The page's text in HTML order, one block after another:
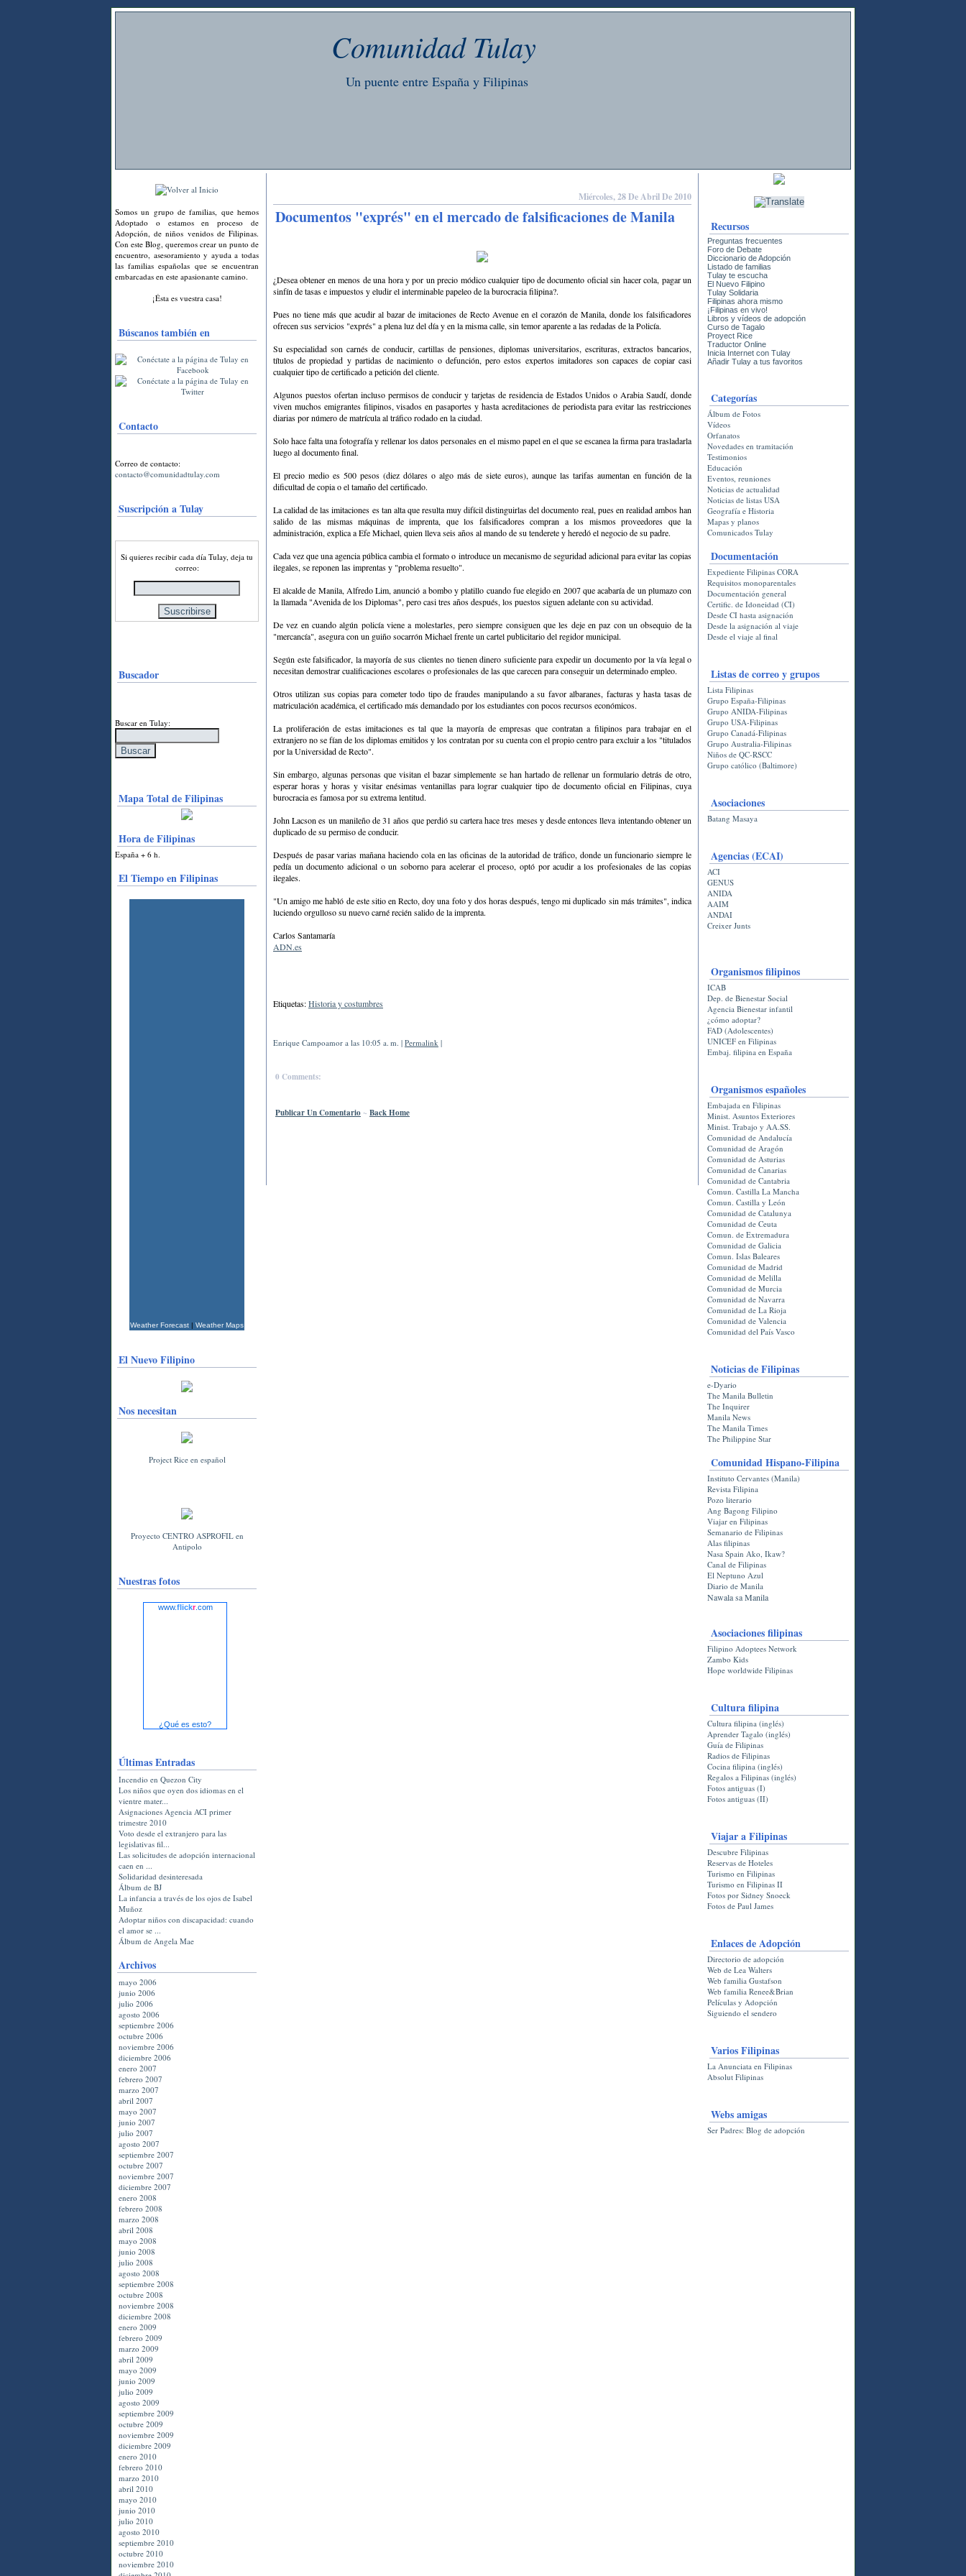
Comunidad Tulay
Un puente entre España y Filipinas
Somos un grupo de familias, que hemos
Adoptado o estamos en proceso de
Adopción, de niños venidos de Filipinas.
Con este Blog, queremos crear un punto de
encuentro, asesoramiento y ayuda a todas
las familias españolas que se encuentran
embarcadas en este apasionante camino.
¡Ésta es vuestra casa!
Búscanos también en
Contacto
Correo de contacto:
contacto@comunidadtulay.com
Suscripción a Tulay
Si quieres recibir cada día Tulay, deja tu
correo:
Buscador
Buscar en Tulay:
Mapa Total de Filipinas
Hora de Filipinas
España + 6 h.
El Tiempo en Filipinas
Weather Forecast | Weather Maps
El Nuevo Filipino
Nos necesitan
Project Rice en español
Proyecto CENTRO ASPROFIL en
Antipolo
Nuestras fotos
www.flickr.com
¿Qué es esto?
Últimas Entradas
Incendio en Quezon City
Los niños que oyen dos idiomas en el
vientre mater...
Asignaciones Agencia ACI primer
trimestre 2010
Voto desde el extranjero para las
legislativas fil...
Las solicitudes de adopción internacional
caen en ...
Solidaridad desinteresada
Álbum de BJ
La infancia a través de los ojos de Isabel
Muñoz
Adoptar niños con discapacidad: cuando
el amor se ...
Álbum de Angela Mae
Archivos
mayo 2006
junio 2006
julio 2006
agosto 2006
septiembre 2006
octubre 2006
noviembre 2006
diciembre 2006
enero 2007
febrero 2007
marzo 2007
abril 2007
mayo 2007
junio 2007
julio 2007
agosto 2007
septiembre 2007
octubre 2007
noviembre 2007
diciembre 2007
enero 2008
febrero 2008
marzo 2008
abril 2008
mayo 2008
junio 2008
julio 2008
agosto 2008
septiembre 2008
octubre 2008
noviembre 2008
diciembre 2008
enero 2009
febrero 2009
marzo 2009
abril 2009
mayo 2009
junio 2009
julio 2009
agosto 2009
septiembre 2009
octubre 2009
noviembre 2009
diciembre 2009
enero 2010
febrero 2010
marzo 2010
abril 2010
mayo 2010
junio 2010
julio 2010
agosto 2010
septiembre 2010
octubre 2010
noviembre 2010
Recursos
Preguntas frecuentes
Foro de Debate
Diccionario de Adopción
Listado de familias
Tulay te escucha
El Nuevo Filipino
Tulay Solidaria
Filipinas ahora mismo
¡Filipinas en vivo!
Libros y vídeos de adopción
Curso de Tagalo
Proyect Rice
Traductor Online
Inicia Internet con Tulay
Añadir Tulay a tus favoritos
Categorí­as
Álbum de Fotos
Vídeos
Orfanatos
Novedades en tramitación
Testimonios
Educación
Eventos, reuniones
Noticias de actualidad
Noticias de listas USA
Geografía e Historia
Mapas y planos
Comunicados Tulay
Documentación
Expediente Filipinas CORA
Requisitos monoparentales
Documentación general
Certific. de Idoneidad (CI)
Desde CI hasta asignación
Desde la asignación al viaje
Desde el viaje al final
Listas de correo y grupos
Lista Filipinas
Grupo España-Filipinas
Grupo ANIDA-Filipinas
Grupo USA-Filipinas
Grupo Canadá-Filipinas
Grupo Australia-Filipinas
Niños de QC-RSCC
Grupo católico (Baltimore)
Asociaciones
Batang Masaya
Agencias (ECAI)
ACI
GENUS
ANIDA
AAIM
ANDAI
Creixer Junts
Organismos filipinos
ICAB
Dep. de Bienestar Social
Agencia Bienestar infantil
¿cómo adoptar?
FAD (Adolescentes)
UNICEF en Filipinas
Embaj. filipina en España
Organismos españoles
Embajada en Filipinas
Minist. Asuntos Exteriores
Minist. Trabajo y AA.SS.
Comunidad de Andalucí­a
Comunidad de Aragón
Comunidad de Asturias
Comunidad de Canarias
Comunidad de Cantabria
Comun. Castilla La Mancha
Comun. Castilla y León
Comunidad de Catalunya
Comunidad de Ceuta
Comun. de Extremadura
Comunidad de Galicia
Comun. Islas Baleares
Comunidad de Madrid
Comunidad de Melilla
Comunidad de Murcia
Comunidad de Navarra
Comunidad de La Rioja
Comunidad de Valencia
Comunidad del País Vasco
Noticias de Filipinas
e-Dyario
The Manila Bulletin
The Inquirer
Manila News
The Manila Times
The Philippine Star
Comunidad Hispano-Filipina
Instituto Cervantes (Manila)
Revista Filipina
Pozo literario
Ang Bagong Filipino
Viajar en Filipinas
Semanario de Filipinas
Alas filipinas
Nasa Spain Ako, Ikaw?
Canal de Filipinas
El Neptuno Azul
Diario de Manila
Nawala sa Manila
Asociaciones filipinas
Filipino Adoptees Network
Zambo Kids
Hope worldwide Filipinas
Cultura filipina
Cultura filipina (inglés)
Aprender Tagalo (inglés)
Guía de Filipinas
Radios de Filipinas
Cocina filipina (inglés)
Regalos a Filipinas (inglés)
Fotos antiguas (I)
Fotos antiguas (II)
Viajar a Filipinas
Descubre Filipinas
Reservas de Hoteles
Turismo en Filipinas
Turismo en Filipinas II
Fotos por Sidney Snoeck
Fotos de Paul James
Enlaces de Adopción
Directorio de adopción
Web de Lea Walters
Web familia Gustafson
Web familia Renee&Brian
Películas y Adopción
Siguiendo el sendero
Varios Filipinas
La Anunciata en Filipinas
Absolut Filipinas
Webs amigas
Ser Padres: Blog de adopción
Miércoles, 28 De Abril De 2010
Documentos "exprés" en el mercado de falsificaciones de Manila
¿Desea obtener en menos de una hora y por un precio módico cualquier tipo de documento oficial sin hacer cola, pagar un
sinfín de tasas e impuestos y eludir el interminable papeleo de la burocracia filipina?.
Pues no tiene más que acudir al bazar de imitaciones de Recto Avenue en el corazón de Manila, donde los falsificadores
ofrecen sus servicios "exprés" a plena luz del día y en la misma calle, sin temor aparente a las redadas de la Policía.
Su especialidad son carnés de conducir, cartillas de pensiones, diplomas universitarios, escrituras, extractos bancarios,
títulos de propiedad y partidas de nacimiento o defunción, pero estos expertos imitadores son capaces de copiar casi
cualquier tipo de certificado a petición del cliente.
Algunos puestos ofertan incluso permisos de conducir y tarjetas de residencia de Estados Unidos o Arabia Saudí, donde
viven muchos emigrantes filipinos, visados en pasaportes y hasta acreditaciones de periodista para evitar las restricciones
diarias por número de matrícula al tráfico rodado en la ciudad.
Solo hace falta una fotografía y rellenar los datos personales en el mismo papel en el que se escanea la firma para trasladarla
luego al documento final.
El precio medio es 500 pesos (diez dólares o algo más de siete euros), aunque las tarifas aumentan en función de la
dificultad de copia o el tamaño del certificado.
La calidad de las imitaciones es tan alta que resulta muy difícil distinguirlas del documento real, pues en realidad ambos han
salido de las mismas máquinas de imprenta, que los falsificadores compran a los mismos proveedores que la
administración, explica a Efe Michael, quien lleva seis años al mando de su tenderete y heredó el negocio de su padre.
Cada vez que una agencia pública cambia el formato o introduce un mecanismo de seguridad adicional para evitar las copias
ilegales, se reponen las imprentas y "problema resuelto".
El alcalde de Manila, Alfredo Lim, anunció a bombo y platillo cuando fue elegido en 2007 que acabaría de un plumazo con
la llamada "Avenida de los Diplomas", pero casi tres años después, los puestos siguen adelante con su actividad.
De vez en cuando algún policía viene a molestarles, pero siempre consiguen que les deje en paz con un obsequio de la
"mercancía", asegura con un guiño socarrón Michael frente un cartel publicitario del regidor municipal.
Según este falsificador, la mayoría de sus clientes no tienen dinero suficiente para expedir un documento por la vía legal o
necesitan demostrar cualificaciones escolares o profesionales de las que carecen para conseguir un determinado empleo.
Otros utilizan sus copias para cometer todo tipo de fraudes manipulando a su favor albaranes, facturas y hasta tasas de
matriculación académica, el certificado más demandado por los estudiantes con pocos recursos económicos.
La proliferación de estas imitaciones es tal que la mayoría de empresas que contratan a filipinos para trabajar en el
extranjero no se fían de los diplomas emitidos y los contratan por su cuenta con el propio centro para excluir a los "titulados
por la Universidad de Recto".
Sin embargo, algunas personas que visitan el bazar simplemente se han hartado de rellenar un formulario detrás de otro,
esperar horas y horas y visitar enésimas ventanillas para lograr cualquier tipo de documento oficial en Filipinas, cuya
burocracia es famosa por su extrema lentitud.
John Lacson es un manileño de 31 años que perdió su cartera hace tres meses y desde entonces lleva intentando obtener un
duplicado de su permiso de conducir.
Después de pasar varias mañana haciendo cola en las oficinas de la autoridad de tráfico, donde un funcionario siempre le
pedía un documento adicional o un soborno para acelerar el proceso, optó por acudir a los profesionales de las copias
ilegales.
"Un amigo me habló de este sitio en Recto, doy una foto y dos horas después, tengo mi duplicado sin más trámites", indica
luciendo orgulloso su nuevo carné recién salido de la imprenta.
Carlos Santamaría
ADN.es
Etiquetas:Historia y costumbres
Enrique Campoamor a las 10:05 a. m. | Permalink |
0 Comments:
Publicar Un Comentario ~ Back Home